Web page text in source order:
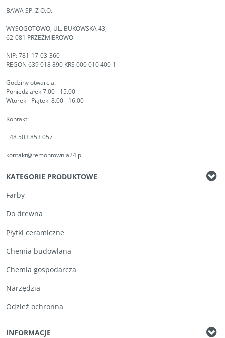
BAWA SP. Z O.O.
WYSOGOTOWO, UL. BUKOWSKA 43,
62-081 PRZEŹMIEROWO
NIP: 781-17-03-360
REGON 639 018 890 KRS 000 010 400 1
Godziny otwarcia:
Poniedziałek 7.00 - 15.00
Wtorek - Piątek 8.00 - 16.00
Kontakt:
+48 503 853 057
kontakt@remontownia24.pl
KATEGORIE PRODUKTOWE
Farby
Do drewna
Płytki ceramiczne
Chemia budowlana
Chemia gospodarcza
Narzędzia
Odzież ochronna
INFORMACJE